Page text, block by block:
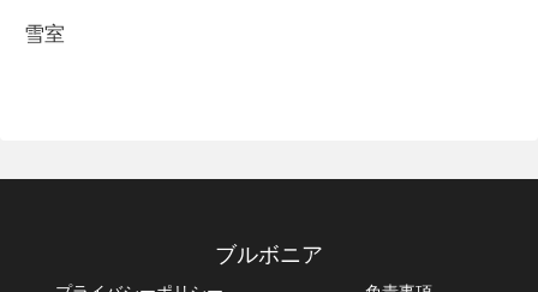
雪室
ブルボニア